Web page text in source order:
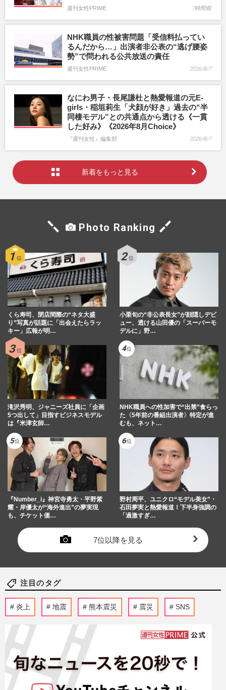
週刊女性PRIME 7時間前
NHK職員の性被害問題「受信料払ってい
るんだから…」出演者非公表の“逃げ腰姿
勢”で問われる公共放送の責任
週刊女性PRIME 2026/8/7
なにわ男子・長尾謙杜と熱愛報道の元E-
girls・稲垣莉生「犬顔が好き」過去の“半
同棲モデル”との共通点から透ける《一貫
した好み》《2026年8月Choice》
『週刊女性』編集部 2026/8/7
新着をもっと見る
Photo Ranking
くら寿司、閉店間際の“ネタ大盛
り”写真が話題に「出会えたらラッ
キー」広報が明…
小栗旬の“非公表長女”が顔隠しデビ
ュー、透ける山田優の「スーパーモ
デルに」野…
滝沢秀明、ジャニーズ社員に「企画
5つ出して」目指すビジネスモデル
は『米津玄師…
NHK職員への性加害で“出禁”食らっ
た〈5年前の番組出演者〉特定が進
むも、ネット…
『Number_i』神宮寺勇太・平野紫
耀・岸優太が“海外進出”の夢実現
も、チケット価…
野村周平、ユニクロ“モデル美女”・
石田夢実と熱愛報道！下半身強調の
「過激すぎ…
7位以降を見る
注目のタグ
炎上 地震 熊本震災 震災 SNS